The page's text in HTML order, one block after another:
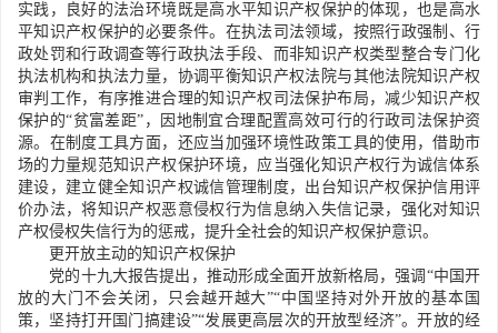
实践，良好的法治环境既是高水平知识产权保护的体现，也是高水
平知识产权保护的必要条件。在执法司法领域，按照行政强制、行
政处罚和行政调查等行政执法手段、而非知识产权类型整合专门化
执法机构和执法力量，协调平衡知识产权法院与其他法院知识产权
审判工作，有序推进合理的知识产权司法保护布局，减少知识产权
保护的“贫富差距”，因地制宜合理配置高效可行的行政司法保护资
源。在制度工具方面，还应当加强环境性政策工具的使用，借助市
场的力量规范知识产权保护环境，应当强化知识产权行为诚信体系
建设，建立健全知识产权诚信管理制度，出台知识产权保护信用评
价办法，将知识产权恶意侵权行为信息纳入失信记录，强化对知识
产权侵权失信行为的惩戒，提升全社会的知识产权保护意识。
更开放主动的知识产权保护
党的十九大报告提出，推动形成全面开放新格局，强调“中国开
放的大门不会关闭，只会越开越大”“中国坚持对外开放的基本国
策，坚持打开国门搞建设”“发展更高层次的开放型经济”。开放的经